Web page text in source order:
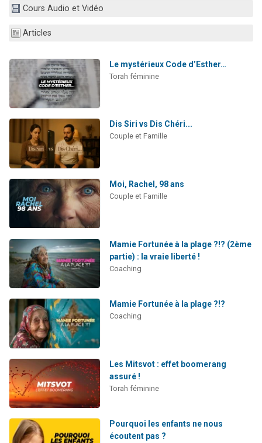
Cours Audio et Vidéo
Articles
Le mystérieux Code d’Esther…
Torah féminine
Dis Siri vs Dis Chéri...
Couple et Famille
Moi, Rachel, 98 ans
Couple et Famille
Mamie Fortunée à la plage ?!? (2ème
partie) : la vraie liberté !
Coaching
Mamie Fortunée à la plage ?!?
Coaching
Les Mitsvot : effet boomerang
assuré !
Torah féminine
Pourquoi les enfants ne nous
écoutent pas ?